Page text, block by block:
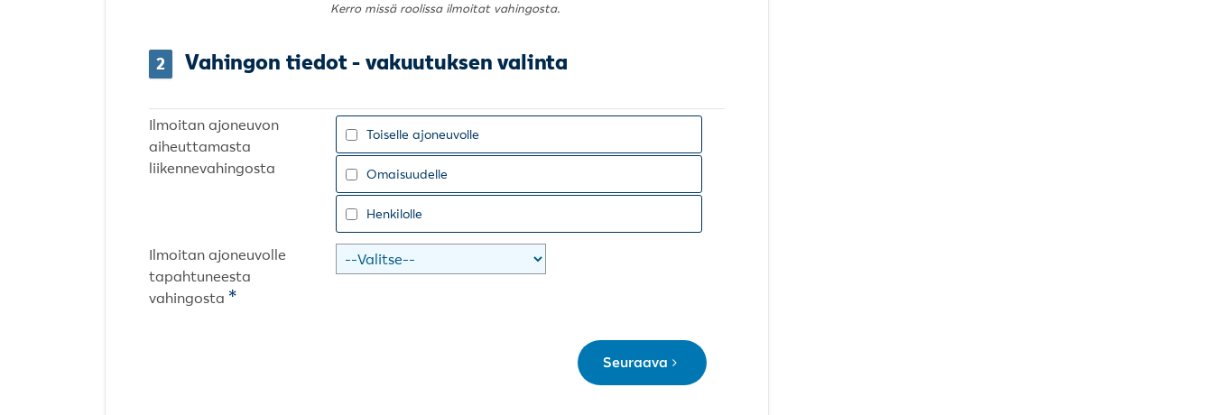
Kerro missä roolissa ilmoitat vahingosta.
2 Vahingon tiedot - vakuutuksen valinta
Ilmoitan ajoneuvon
aiheuttamasta
liikennevahingosta
Toiselle ajoneuvolle
Omaisuudelle
Henkilölle
Ilmoitan ajoneuvolle
tapahtuneesta
vahingosta *
Seuraava